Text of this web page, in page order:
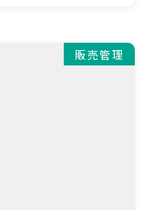
販売管理